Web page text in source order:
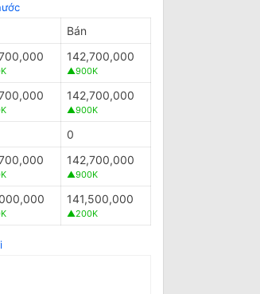
Bán
142,700,000
▲900K
142,700,000
▲900K
0
142,700,000
▲900K
141,500,000
▲200K